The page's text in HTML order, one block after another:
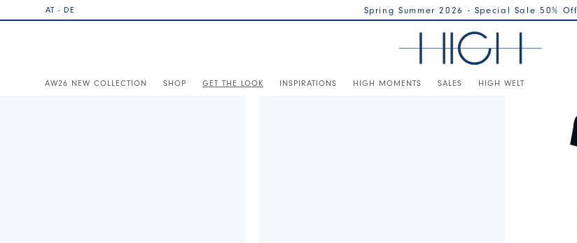
AT - DE Spring Summer 2026 - Special Sale 50% Off
AW26 NEW COLLECTION SHOP GET THE LOOK INSPIRATIONS HIGH MOMENTS SALES HIGH WELT